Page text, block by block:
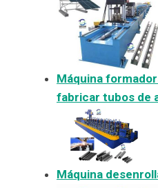
Máquina
fabricar tubos de
Máquina